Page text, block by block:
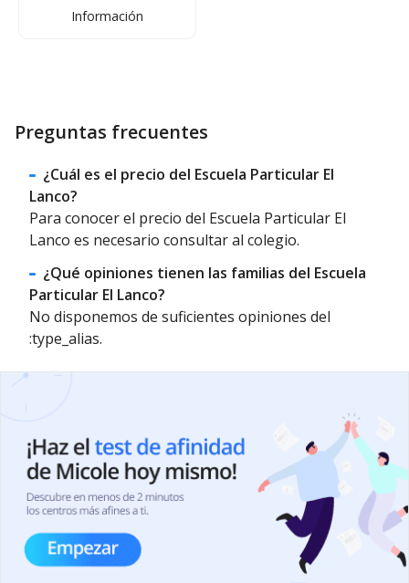
Información
Preguntas frecuentes
¿Cuál es el precio del Escuela Particular El
Lanco?
Para conocer el precio del Escuela Particular El
Lanco es necesario consultar al colegio.
¿Qué opiniones tienen las familias del Escuela
Particular El Lanco?
No disponemos de suficientes opiniones del
:type_alias.